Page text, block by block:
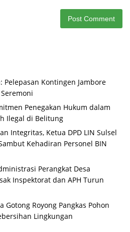
Pelepasan Kontingen Jambore
Penegakan Hukum dalam
Ilegal di Belitung
Integritas, Ketua DPD LIN Sulsel
Kehadiran Personel BIN
Perangkat Desa
Inspektorat dan APH Turun
Gotong Royong Pangkas Pohon
Lingkungan